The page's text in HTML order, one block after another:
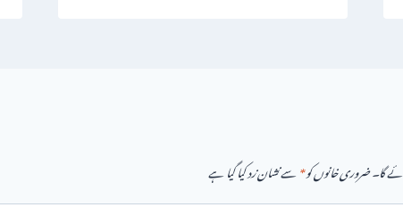
گا۔ضروری خانوں کو*سے نشان زد کیا گیا ہے